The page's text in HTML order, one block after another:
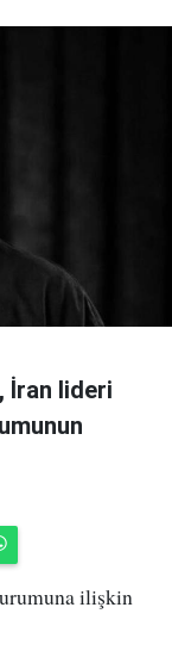
İran lideri
ilişkin